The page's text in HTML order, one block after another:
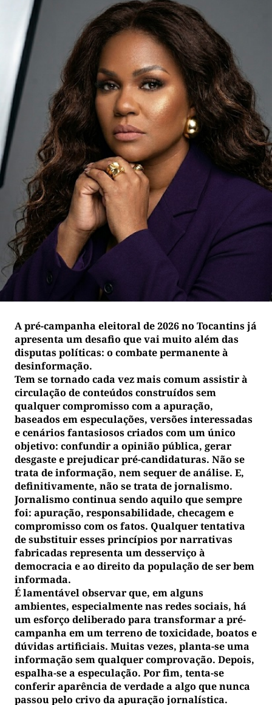
A pré-campanha eleitoral de 2026 no Tocantins já
apresenta um desafio que vai muito além das
disputas políticas: o combate permanente à
desinformação.
Tem se tornado cada vez mais comum assistir à
circulação de conteúdos construídos sem
qualquer compromisso com a apuração,
baseados em especulações, versões interessadas
e cenários fantasiosos criados com um único
objetivo: confundir a opinião pública, gerar
desgaste e prejudicar pré-candidaturas. Não se
trata de informação, nem sequer de análise. E,
definitivamente, não se trata de jornalismo.
Jornalismo continua sendo aquilo que sempre
foi: apuração, responsabilidade, checagem e
compromisso com os fatos. Qualquer tentativa
de substituir esses princípios por narrativas
fabricadas representa um desserviço à
democracia e ao direito da população de ser bem
informada.
É lamentável observar que, em alguns
ambientes, especialmente nas redes sociais, há
um esforço deliberado para transformar a pré-
campanha em um terreno de toxicidade, boatos e
dúvidas artificiais. Muitas vezes, planta-se uma
informação sem qualquer comprovação. Depois,
espalha-se a especulação. Por fim, tenta-se
conferir aparência de verdade a algo que nunca
passou pelo crivo da apuração jornalística.